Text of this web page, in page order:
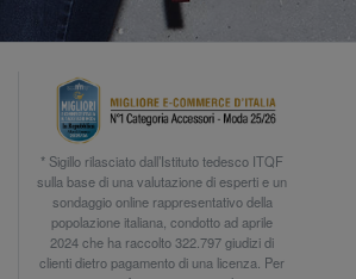
* Sigillo rilasciato dall’Istituto tedesco ITQF
sulla base di una valutazione di esperti e un
sondaggio online rappresentativo della
popolazione italiana, condotto ad aprile
2024 che ha raccolto 322.797 giudizi di
clienti dietro pagamento di una licenza. Per